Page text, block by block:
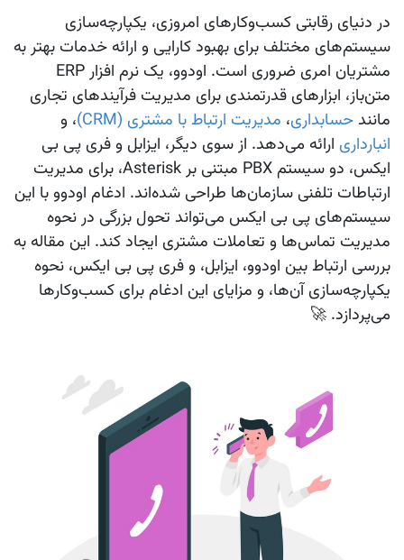
در دنیای رقابتی کسب‌وکارهای امروزی، یکپارچه‌سازی
سیستم‌های مختلف برای بهبود کارایی و ارائه خدمات بهتر به
مشتریان امری ضروری است. اودوو
، یک نرم‌ افزار ERP
متن‌باز، ابزارهای قدرتمندی برای مدیریت فرآیندهای تجاری
مانند حسابداری، مدیریت ارتباط با مشتری (CRM)
، و
انبارداری ارائه می‌دهد. از سوی دیگر، ایزابل و فری پی بی
ایکس
، دو سیستم PBX مبتنی بر Asterisk، برای مدیریت
ارتباطات تلفنی سازمان‌ها طراحی شده‌اند. ادغام اودوو با این
سیستم‌های پی بی ایکس می‌تواند تحول بزرگی در نحوه
مدیریت تماس‌ها و تعاملات مشتری ایجاد کند. این مقاله به
بررسی ارتباط بین اودوو، ایزابل، و فری پی بی ایکس، نحوه
یکپارچه‌سازی آن‌ها، و مزایای این ادغام برای کسب‌وکارها
می‌پردازد. 🚀